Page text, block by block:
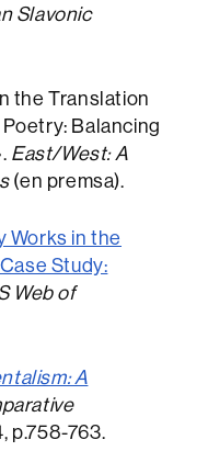
Slavonic
the Translation
Balancing
East/West: A
(en premsa).
Works in the
Study:
Web of
A
p.758-763.